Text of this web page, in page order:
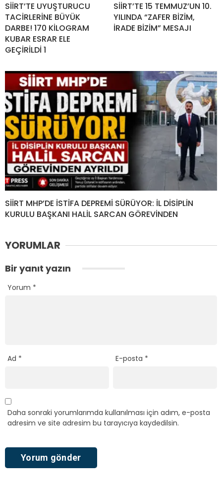
SİİRT’TE UYUŞTURUCU
TACİRLERİNE BÜYÜK
DARBE! 170 KİLOGRAM
KUBAR ESRAR ELE
GEÇİRİLDİ 1
SİİRT’TE 15 TEMMUZ’UN 10.
YILINDA “ZAFER BİZİM,
İRADE BİZİM” MESAJI
SİİRT MHP’DE İSTİFA DEPREMİ SÜRÜYOR: İL DİSİPLİN
KURULU BAŞKANI HALİL SARCAN GÖREVİNDEN
YORUMLAR
Bir yanıt yazın
Yorum *
Ad * E-posta *
Daha sonraki yorumlarımda kullanılması için adım, e-posta
adresim ve site adresim bu tarayıcıya kaydedilsin.